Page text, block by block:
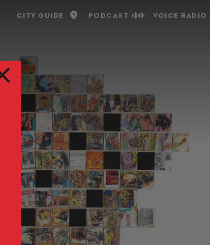
CITY GUIDE PODCAST VOICE RADIO